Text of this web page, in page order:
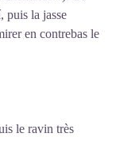
puis la jasse
en contrebas le
le ravin très